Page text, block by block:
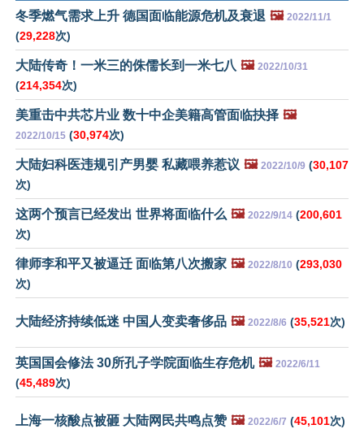
冬季燃气需求上升 德国面临能源危机及衰退 🖼️ 2022/11/1
(29,228次)
大陆传奇！一米三的侏儒长到一米七八 🖼️ 2022/10/31
(214,354次)
美重击中共芯片业 数十中企美籍高管面临抉择 🖼️
2022/10/15 (30,974次)
大陆妇科医违规引产男婴 私藏喂养惹议 🖼️ 2022/10/9 (30,107
次)
这两个预言已经发出 世界将面临什么 🖼️ 2022/9/14 (200,601
次)
律师李和平又被逼迁 面临第八次搬家 🖼️ 2022/8/10 (293,030
次)
大陆经济持续低迷 中国人变卖奢侈品 🖼️ 2022/8/6 (35,521次)
英国国会修法 30所孔子学院面临生存危机 🖼️ 2022/6/11
(45,489次)
上海一核酸点被砸 大陆网民共鸣点赞 🖼️ 2022/6/7 (45,101次)